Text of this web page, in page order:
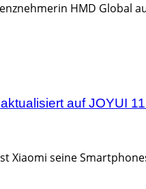
HMD Global
auf JOYUI
Xiaomi seine